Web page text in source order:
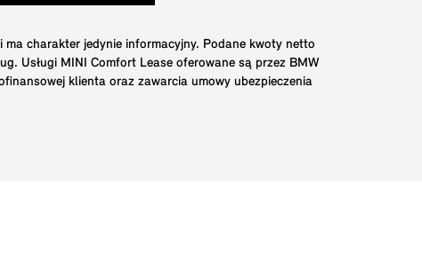
charakter jedynie informacyjny. Podane kwoty netto
Usługi MINI Comfort Lease oferowane są przez BMW
klienta oraz zawarcia umowy ubezpieczenia